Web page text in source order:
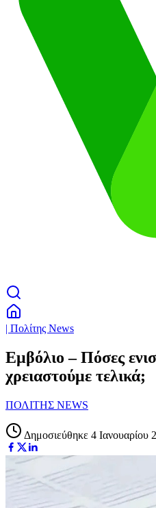
| Πολίτης News
Εμβόλιο – Πόσες
χρειαστούμε τελικά;
ΠΟΛΙΤΗΣ NEWS
Δημοσιεύθηκε 4 Ιανουαρίου